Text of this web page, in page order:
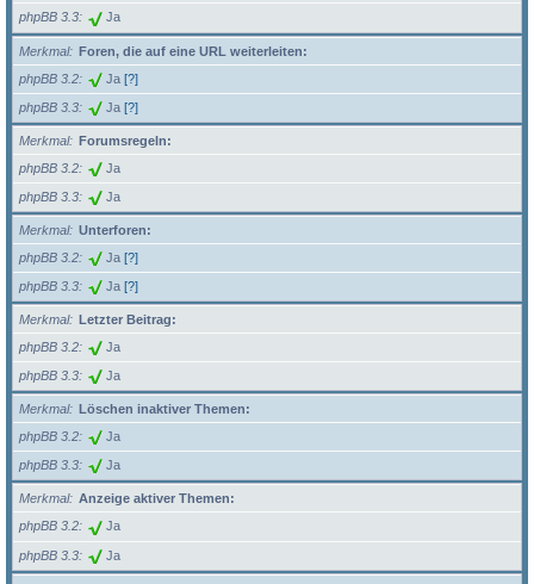
phpBB 3.3 Ja
Merkmal
Foren, die auf eine URL weiterleiten:
phpBB 3.2
Ja [?]
phpBB 3.3 Ja [?]
Merkmal
Forumsregeln:
phpBB 3.2
Ja
phpBB 3.3 Ja
Merkmal
Unterforen:
phpBB 3.2
Ja [?]
phpBB 3.3 Ja [?]
Merkmal
Letzter Beitrag:
phpBB 3.2
Ja
phpBB 3.3 Ja
Merkmal
Löschen inaktiver Themen:
phpBB 3.2
Ja
phpBB 3.3 Ja
Merkmal
Anzeige aktiver Themen:
phpBB 3.2
Ja
phpBB 3.3 Ja